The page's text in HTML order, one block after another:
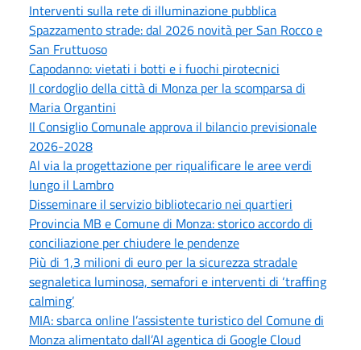
Interventi sulla rete di illuminazione pubblica
Spazzamento strade: dal 2026 novità per San Rocco e
San Fruttuoso
Capodanno: vietati i botti e i fuochi pirotecnici
Il cordoglio della città di Monza per la scomparsa di
Maria Organtini
Il Consiglio Comunale approva il bilancio previsionale
2026-2028
Al via la progettazione per riqualificare le aree verdi
lungo il Lambro
Disseminare il servizio bibliotecario nei quartieri
Provincia MB e Comune di Monza: storico accordo di
conciliazione per chiudere le pendenze
Più di 1,3 milioni di euro per la sicurezza stradale
segnaletica luminosa, semafori e interventi di ‘traffing
calming’
MIA: sbarca online l’assistente turistico del Comune di
Monza alimentato dall’AI agentica di Google Cloud